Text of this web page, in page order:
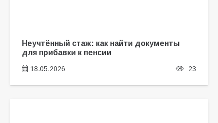
Неучтённый стаж: как найти документы
для прибавки к пенсии
18.05.2026 23